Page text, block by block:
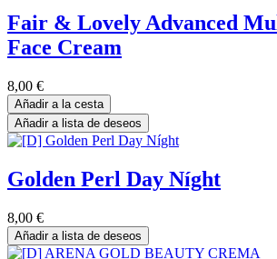
Fair & Lovely Advanced
Face Cream
8,00 €
Añadir a la cesta
Añadir a lista de deseos
Golden Perl Day Níght
8,00 €
Añadir a lista de deseos